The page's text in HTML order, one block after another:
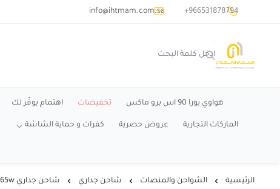
common.titles.skip_to_main_content
+966531878794
info@ihtmam.com.sa
اهتمام
هواوي بورا 90 اس برو ماكس تخفيضات اهتمام يوفّر لك
الماركات التجارية عروض حصرية كفرات و حماية الشاشة
الرئيسية الشواحن والمنصات شاحن جداري شاحن جداري 65w من يوجرين مع سلك 3 منافذ